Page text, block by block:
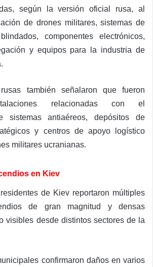
según la versión oficial rusa, al
de drones militares, sistemas de
componentes electrónicos,
y equipos para la industria de
también señalaron que fueron
relacionadas con el
sistemas antiaéreos, depósitos de
y centros de apoyo logístico
militares ucranianas.
en Kiev
de Kiev reportaron múltiples
de gran magnitud y densas
visibles desde distintos sectores de la
confirmaron daños en varios